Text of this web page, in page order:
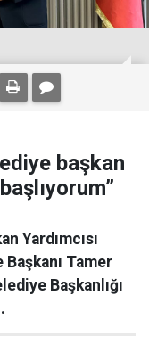
başkan
Yardımcısı
Başkanı Tamer
Başkanlığı